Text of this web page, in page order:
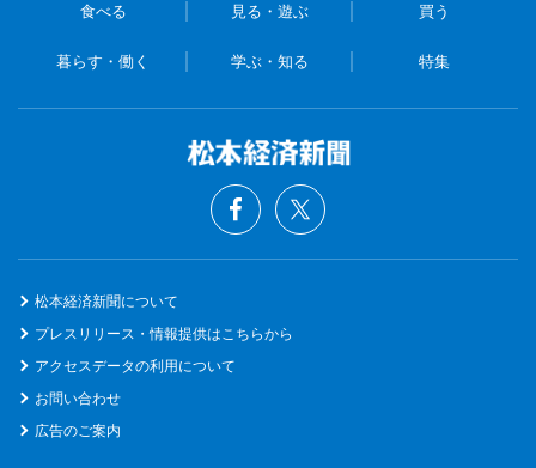
食べる 見る・遊ぶ 買う
暮らす・働く 学ぶ・知る 特集
松本経済新聞について
プレスリリース・情報提供はこちらから
アクセスデータの利用について
お問い合わせ
広告のご案内